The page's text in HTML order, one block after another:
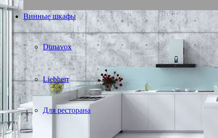
Винные шкафы
Dunavox
Liebherr
Для ресторана